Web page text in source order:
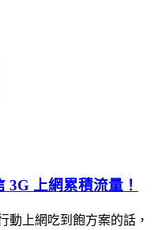
3G 上網累積流量！
動上網吃到飽方案的話，